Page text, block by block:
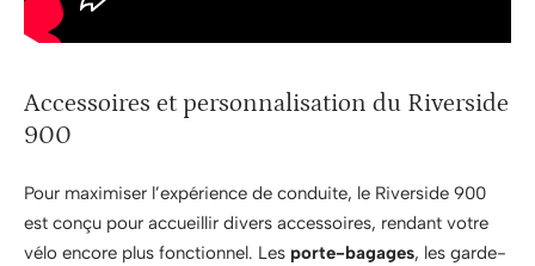
Accessoires et personnalisation du Riverside
900
Pour maximiser l’expérience de conduite, le Riverside 900
est conçu pour accueillir divers accessoires, rendant votre
vélo encore plus fonctionnel. Les porte-bagages, les garde-